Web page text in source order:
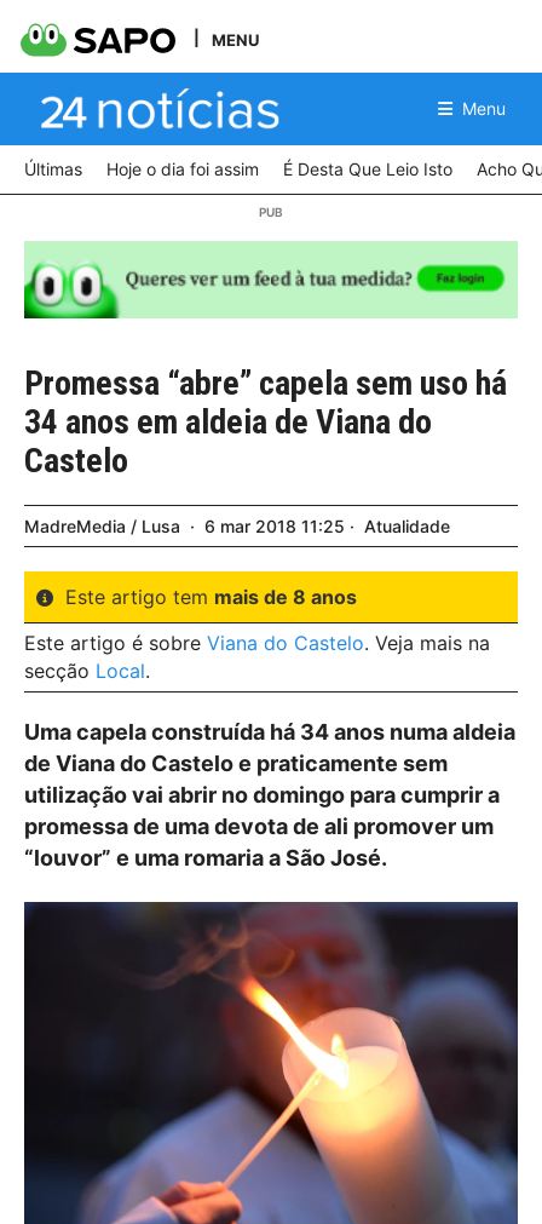
MENU
Menu
Últimas Hoje o dia foi assim É Desta Que Leio Isto Acho
Promessa “abre” capela sem uso há
34 anos em aldeia de Viana do
Castelo
MadreMedia / Lusa 6 mar 2018 11:25 Atualidade
Este artigo tem mais de 8 anos
Este artigo é sobre Viana do Castelo. Veja mais na
secção Local.
Uma capela construída há 34 anos numa aldeia
de Viana do Castelo e praticamente sem
utilização vai abrir no domingo para cumprir a
promessa de uma devota de ali promover um
“louvor” e uma romaria a São José.